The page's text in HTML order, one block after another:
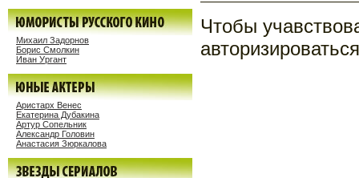
Михаил Задорнов
Борис Смолкин
Иван Ургант
Аристарх Венес
Екатерина Дубакина
Артур Сопельник
Александр Головин
Анастасия Зюркалова
Чтобы